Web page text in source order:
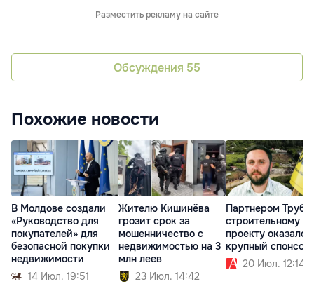
Разместить рекламу на сайте
Обсуждения 55
Похожие новости
В Молдове создали
«Руководство для
покупателей» для
безопасной покупки
недвижимости
14 Июл. 19:51
Жителю Кишинёва
грозит срок за
мошенничество с
недвижимостью на 3
млн леев
23 Июл. 14:42
Партнером
строительному
проекту оказался
крупный спонсор
20 Июл. 12:14